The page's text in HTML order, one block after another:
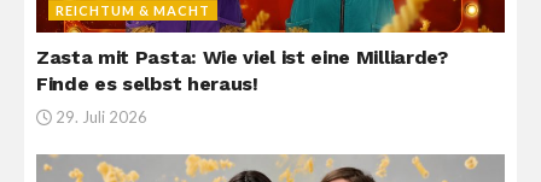
REICHTUM & MACHT
Zasta mit Pasta: Wie viel ist eine Milliarde?
Finde es selbst heraus!
29. Juli 2026